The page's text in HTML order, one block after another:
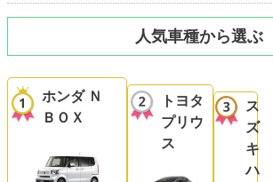
人気車種から選ぶ
ホンダ Ｎ
ＢＯＸ
トヨタ
プリウ
ス
ス
ズ
キ
ハ